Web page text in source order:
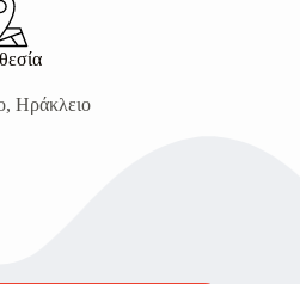
Ηράκλειο